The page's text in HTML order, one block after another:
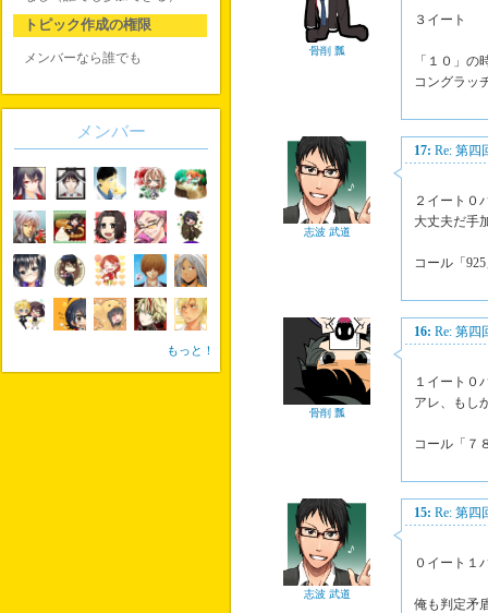
骨削 瓢
３イート
「１０」の
コングラッ
志波 武道
17: Re: 第四
２イート０
大丈夫だ手
コール「
骨削 瓢
16: Re: 第四
１イート０
アレ、もし
コール「７
志波 武道
15: Re: 第四
０イート１
俺も判定矛
トピック作成の権限
メンバーなら誰でも
メンバー
もっと！